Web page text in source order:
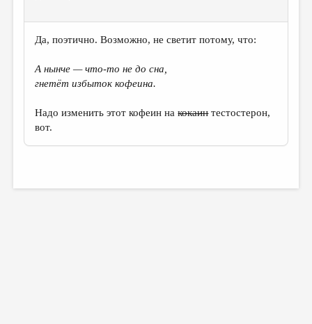
Да, поэтично. Возможно, не светит потому, что:
А нынче — что-то не до сна,
гнетёт избыток кофеина.
Надо изменить этот кофеин накокаинтестостерон,
вот.